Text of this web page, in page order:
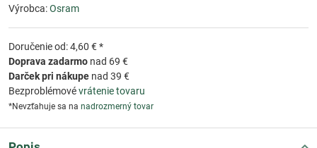
Výrobca:Osram
Doručenie od: 4,60 € *
Doprava zadarmo nad 69 €
Darček pri nákupe nad 39 €
Bezproblémovévrátenie tovaru
*Nevzťahuje sa na nadrozmerný tovar